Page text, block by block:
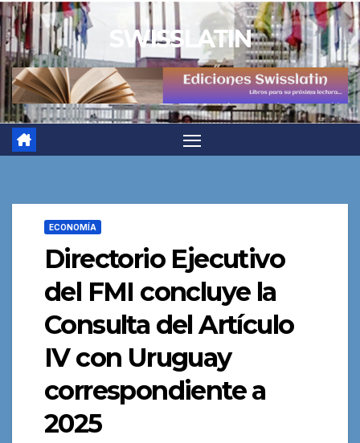
Saltar
al
contenido
SWISSLATIN
ECONOMÍA
Directorio Ejecutivo
del FMI concluye la
Consulta del Artículo
IV con Uruguay
correspondiente a
2025